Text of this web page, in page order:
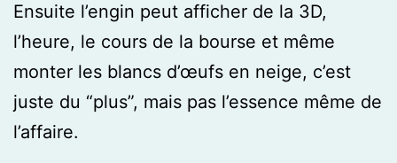
Ensuite l’engin peut afficher de la 3D,
l’heure, le cours de la bourse et même
monter les blancs d’œufs en neige, c’est
juste du “plus”, mais pas l’essence même de
l’affaire.